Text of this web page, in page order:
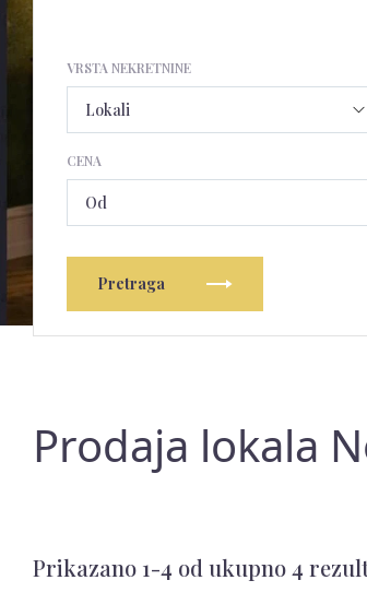
VRSTA NEKRETNINE
CENA
Pretraga
Prodaja lokala
Prikazano 1-4 od ukupno 4